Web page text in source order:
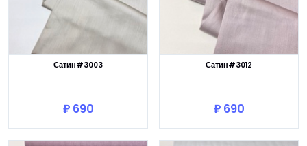
Сатин#3003
₽ 690
Сатин#3012
₽ 690